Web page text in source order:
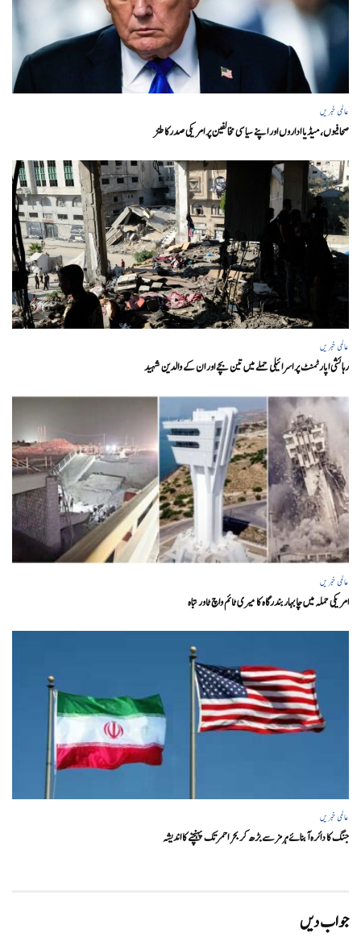
عالمی خبریں
صحافیوں، میڈیا اداروں اور اپنے سیاسی مخالفین پر امریکی صدرکا طنز
عالمی خبریں
رہائشی اپارٹمنٹ پر اسرائیلی حملے میں تین بچے اور ان کے والدین شہید
عالمی خبریں
امریکی حملہ میں چابہار بندرگاہ کا میری ٹائم واچ ٹاور تباہ
عالمی خبریں
جنگ کا دائرہ آبنائے ہرمز سے بڑھ کر بحر احمر تک پہنچنے کا اندیشہ
جواب دیں